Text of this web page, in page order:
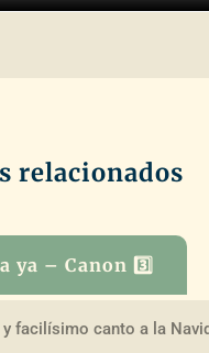
relacionados
ya – Canon 3️⃣
facilísimo canto a la